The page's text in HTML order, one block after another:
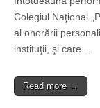
Colegiul Naţional
al onorării
instituţii, şi care…
Read more →